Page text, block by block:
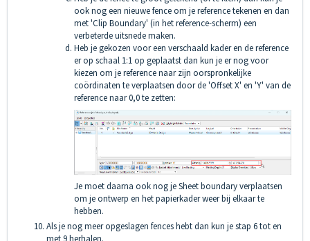
ook nog een nieuwe fence om je reference tekenen en dan
met 'Clip Boundary' (in het reference-scherm) een
verbeterde uitsnede maken.
Heb je gekozen voor een verschaald kader en de reference
er op schaal 1:1 op geplaatst dan kun je er nog voor
kiezen om je reference naar zijn oorspronkelijke
coördinaten te verplaatsen door de 'Offset X' en 'Y' van de
reference naar 0,0 te zetten:
Je moet daarna ook nog je Sheet boundary verplaatsen
om je ontwerp en het papierkader weer bij elkaar te
hebben.
Als je nog meer opgeslagen fences hebt dan kun je stap 6 tot en
met 9 herhalen.